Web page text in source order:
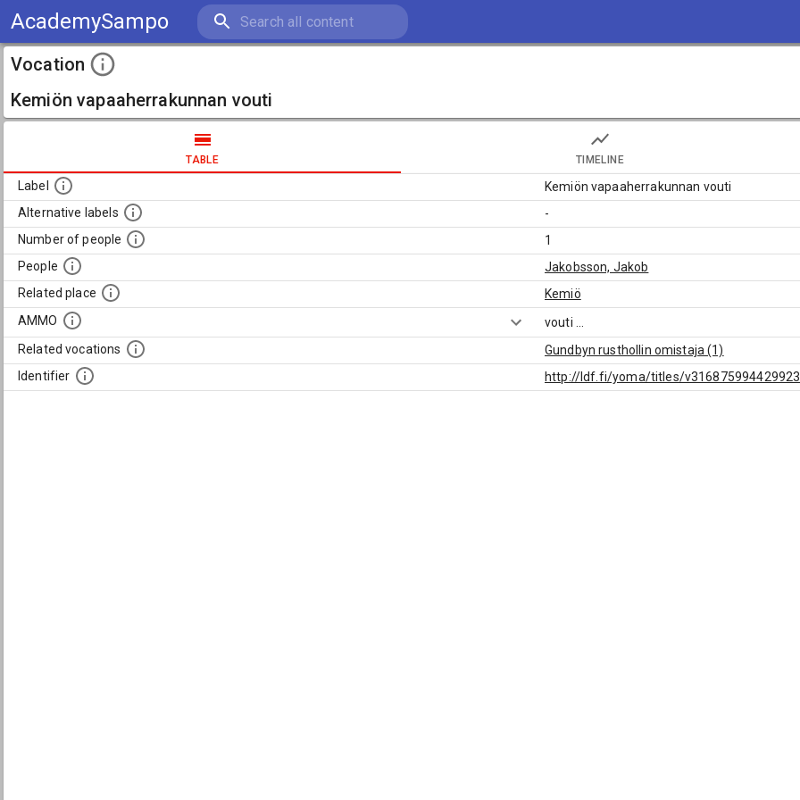
AcademySampo
Vocation
Kemiön vapaaherrakunnan vouti
TABLE TIMELINE
Label
Kemiön vapaaherrakunnan vouti
Alternative labels
-
Number of people
1
People
Jakobsson, Jakob
Related place
Kemiö
AMMO
vouti
Related vocations
Gundbyn rusthollin omistaja (1)
Identifier
http://ldf.fi/yoma/titles/